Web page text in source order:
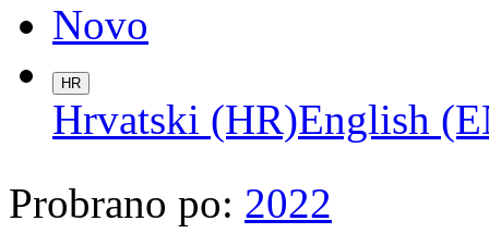
Novo
HR
Hrvatski (HR)English
Probrano po: 2022